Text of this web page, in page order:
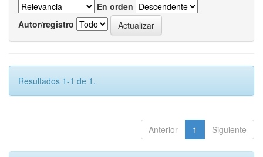
En orden
Autor/registro
Resultados 1-1 de 1.
Anterior 1 Siguiente